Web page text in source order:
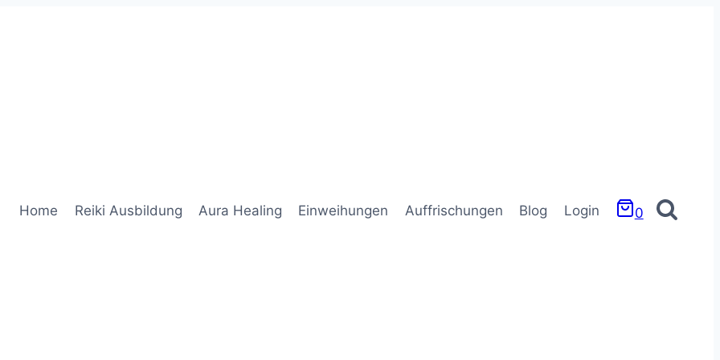
Home Reiki Ausbildung Aura Healing Einweihungen Auffrischungen Blog Login 0